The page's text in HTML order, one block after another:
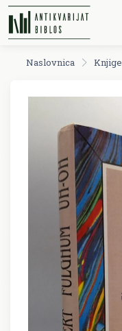
Naslovnica Knjige